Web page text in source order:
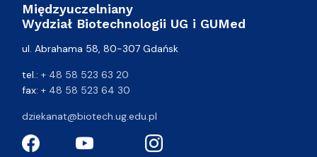
Międzyuczelniany
Wydział Biotechnologii UG i GUMed
ul. Abrahama 58, 80-307 Gdańsk
tel.: + 48 58 523 63 20
fax: + 48 58 523 64 30
dziekanat@biotech.ug.edu.pl